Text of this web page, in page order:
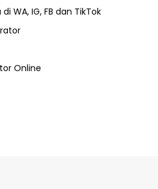
WA, IG, FB dan TikTok
Online